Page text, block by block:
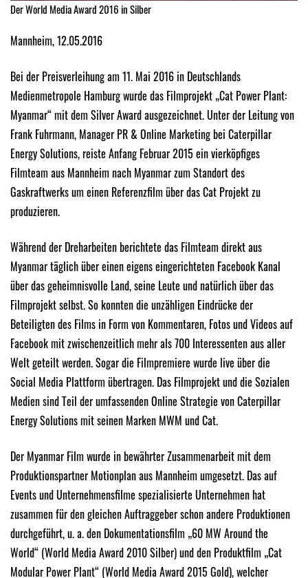
Der World Media Award 2016 in Silber
Mannheim, 12.05.2016
Bei der Preisverleihung am 11. Mai 2016 in Deutschlands
Medienmetropole Hamburg wurde das Filmprojekt „Cat Power Plant:
Myanmar“ mit dem Silver Award ausgezeichnet. Unter der Leitung von
Frank Fuhrmann, Manager PR & Online Marketing bei Caterpillar
Energy Solutions, reiste Anfang Februar 2015 ein vierköpfiges
Filmteam aus Mannheim nach Myanmar zum Standort des
Gaskraftwerks um einen Referenzfilm über das Cat Projekt zu
produzieren.
Während der Dreharbeiten berichtete das Filmteam direkt aus
Myanmar täglich über einen eigens eingerichteten Facebook Kanal
über das geheimnisvolle Land, seine Leute und natürlich über das
Filmprojekt selbst. So konnten die unzähligen Eindrücke der
Beteiligten des Films in Form von Kommentaren, Fotos und Videos auf
Facebook mit zwischenzeitlich mehr als 700 Interessenten aus aller
Welt geteilt werden. Sogar die Filmpremiere wurde live über die
Social Media Plattform übertragen. Das Filmprojekt und die Sozialen
Medien sind Teil der umfassenden Online Strategie von Caterpillar
Energy Solutions mit seinen Marken MWM und Cat.
Der Myanmar Film wurde in bewährter Zusammenarbeit mit dem
Produktionspartner Motionplan aus Mannheim umgesetzt. Das auf
Events und Unternehmensfilme spezialisierte Unternehmen hat
zusammen für den gleichen Auftraggeber schon andere Produktionen
durchgeführt, u. a. den Dokumentationsfilm „60 MW Around the
World“ (World Media Award 2010 Silber) und den Produktfilm „Cat
Modular Power Plant“ (World Media Award 2015 Gold), welcher